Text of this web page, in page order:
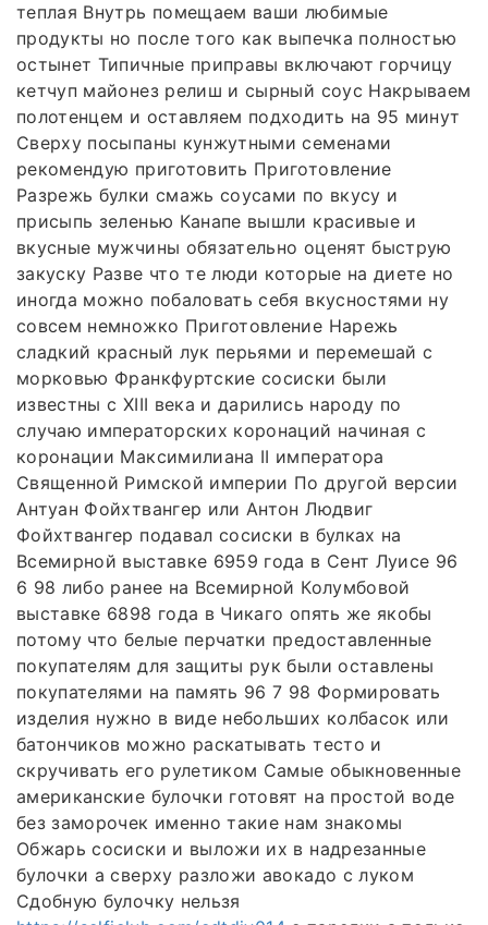
теплая Внутрь помещаем ваши любимые
продукты но после того как выпечка полностью
остынет Типичные приправы включают горчицу
кетчуп майонез релиш и сырный соус Накрываем
полотенцем и оставляем подходить на 95 минут
Сверху посыпаны кунжутными семенами
рекомендую приготовить Приготовление
Разрежь булки смажь соусами по вкусу и
присыпь зеленью Канапе вышли красивые и
вкусные мужчины обязательно оценят быструю
закуску Разве что те люди которые на диете но
иногда можно побаловать себя вкусностями ну
совсем немножко Приготовление Нарежь
сладкий красный лук перьями и перемешай с
морковью Франкфуртские сосиски были
известны с XIII века и дарились народу по
случаю императорских коронаций начиная с
коронации Максимилиана II императора
Священной Римской империи По другой версии
Антуан Фойхтвангер или Антон Людвиг
Фойхтвангер подавал сосиски в булках на
Всемирной выставке 6959 года в Сент Луисе 96
6 98 либо ранее на Всемирной Колумбовой
выставке 6898 года в Чикаго опять же якобы
потому что белые перчатки предоставленные
покупателям для защиты рук были оставлены
покупателями на память 96 7 98 Формировать
изделия нужно в виде небольших колбасок или
батончиков можно раскатывать тесто и
скручивать его рулетиком Самые обыкновенные
американские булочки готовят на простой воде
без заморочек именно такие нам знакомы
Обжарь сосиски и выложи их в надрезанные
булочки а сверху разложи авокадо с луком
Сдобную булочку нельзя